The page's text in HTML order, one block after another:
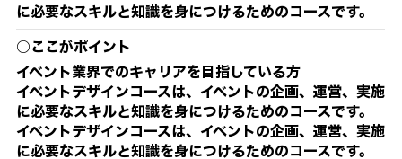
に必要なスキルと知識を身につけるためのコースです。
○ここがポイント
イベント業界でのキャリアを目指している方
イベントデザインコースは、イベントの企画、運営、実施
に必要なスキルと知識を身につけるためのコースです。
イベントデザインコースは、イベントの企画、運営、実施
に必要なスキルと知識を身につけるためのコースです。